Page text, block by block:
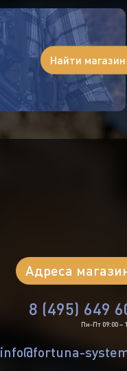
Найти магазин
Адреса
8 (495) 649
Пн-Пт 09:00 –
info@fortuna-